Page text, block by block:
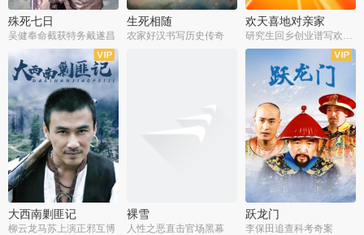
殊死七日
吴健奉命截获特务戴遂昌
生死相随
农家好汉书写历史传奇
欢天喜地对亲家
大西南剿匪记
柳云龙马苏上演正邪互博
裸雪
人性之恶直击官场黑幕
全30集
跃龙门
李保田追查科考奇案